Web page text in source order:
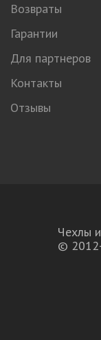
Возвраты
Гарантии
Для партнеров
Контакты
Отзывы
Чехлы
©